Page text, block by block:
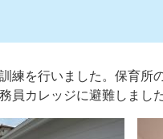
練を行いました。保育所
員カレッジに避難しました